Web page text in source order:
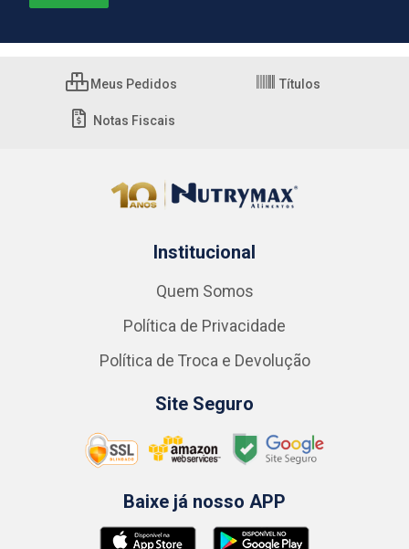
Meus Pedidos Títulos
Notas Fiscais
Institucional
Quem Somos
Política de Privacidade
Política de Troca e Devolução
Site Seguro
Baixe já nosso APP